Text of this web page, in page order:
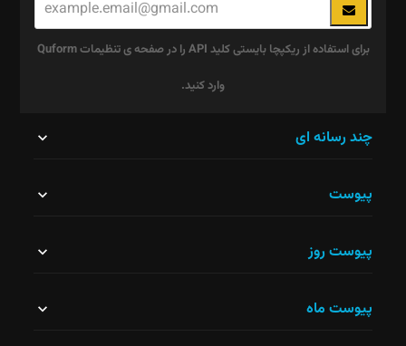
برای استفاده از ریکپچا بایستی کلید API را در صفحه ی تنظیمات Quform
وارد کنید.
نباید
شود.
چند رسانه ای
پیوست
پیوست روز
پیوست ماه